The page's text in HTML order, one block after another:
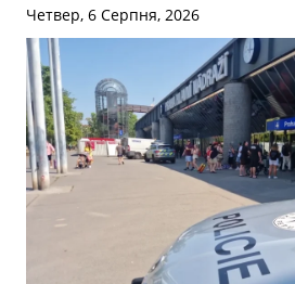
Четвер, 6 Серпня, 2026